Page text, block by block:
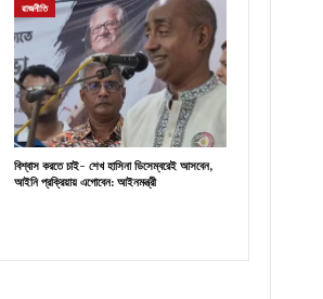
রাজনীতি
বিশ্বাস করতে চাই- শেখ হাসিনা ডিসেম্বরেই আসবেন,
আইনি প্রক্রিয়ায় এগোবেন: আইনমন্ত্রী